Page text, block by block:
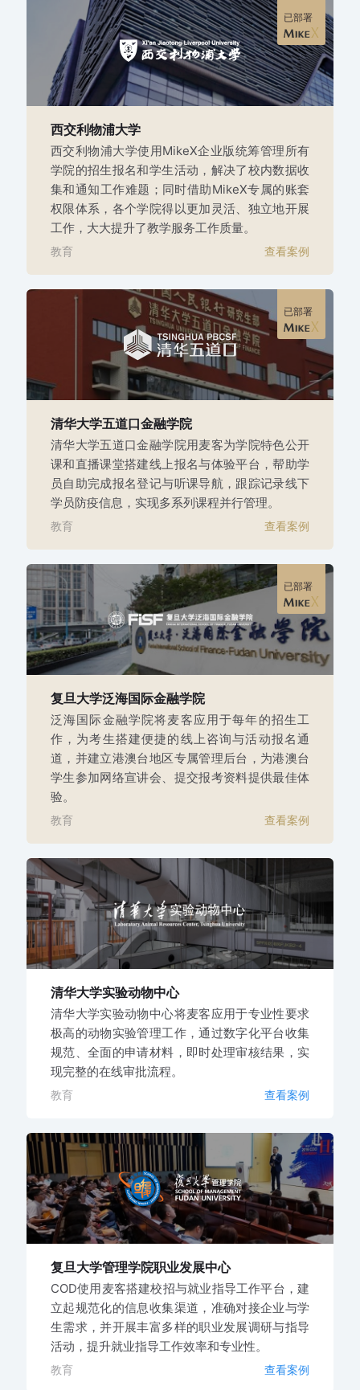
已部署
西交利物浦大学
西交利物浦大学使用MikeX企业版统筹管理所有
学院的招生报名和学生活动，解决了校内数据收
集和通知工作难题；同时借助MikeX专属的账套
权限体系，各个学院得以更加灵活、独立地开展
工作，大大提升了教学服务工作质量。
教育 查看案例
已部署
清华大学五道口金融学院
清华大学五道口金融学院用麦客为学院特色公开
课和直播课堂搭建线上报名与体验平台，帮助学
员自助完成报名登记与听课导航，跟踪记录线下
学员防疫信息，实现多系列课程并行管理。
教育 查看案例
已部署
复旦大学泛海国际金融学院
泛海国际金融学院将麦客应用于每年的招生工
作，为考生搭建便捷的线上咨询与活动报名通
道，并建立港澳台地区专属管理后台，为港澳台
学生参加网络宣讲会、提交报考资料提供最佳体
验。
教育 查看案例
清华大学实验动物中心
清华大学实验动物中心将麦客应用于专业性要求
极高的动物实验管理工作，通过数字化平台收集
规范、全面的申请材料，即时处理审核结果，实
现完整的在线审批流程。
教育 查看案例
复旦大学管理学院职业发展中心
COD使用麦客搭建校招与就业指导工作平台，建
立起规范化的信息收集渠道，准确对接企业与学
生需求，并开展丰富多样的职业发展调研与指导
活动，提升就业指导工作效率和专业性。
教育 查看案例